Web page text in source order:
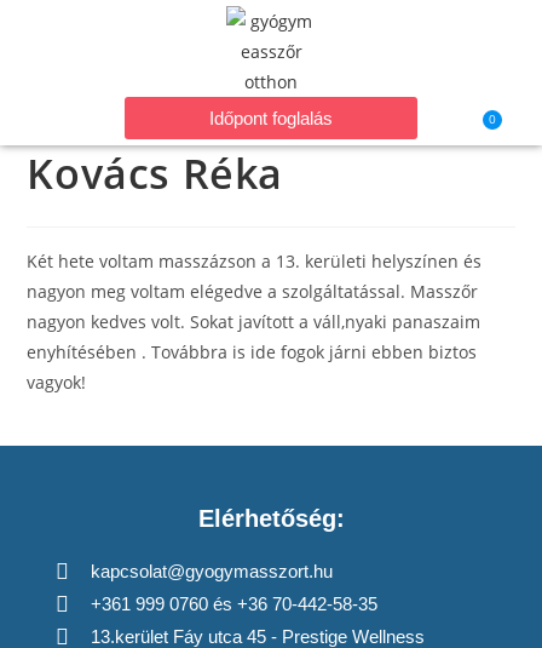
Időpont foglalás 0
Kovács Réka
Két hete voltam masszázson a 13. kerületi helyszínen és
nagyon meg voltam elégedve a szolgáltatással. Masszőr
nagyon kedves volt. Sokat javított a váll,nyaki panaszaim
enyhítésében . Továbbra is ide fogok járni ebben biztos
vagyok!
Elérhetőség:
kapcsolat@gyogymasszort.hu
+361 999 0760 és +36 70-442-58-35
13.kerület Fáy utca 45 - Prestige Wellness